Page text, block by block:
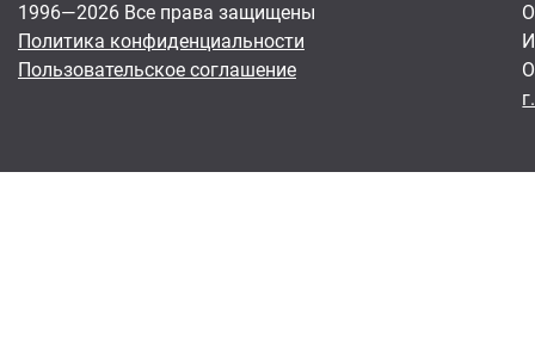
1996—2026 Все права защищены
Политика конфиденциальности
Пользовательское соглашение